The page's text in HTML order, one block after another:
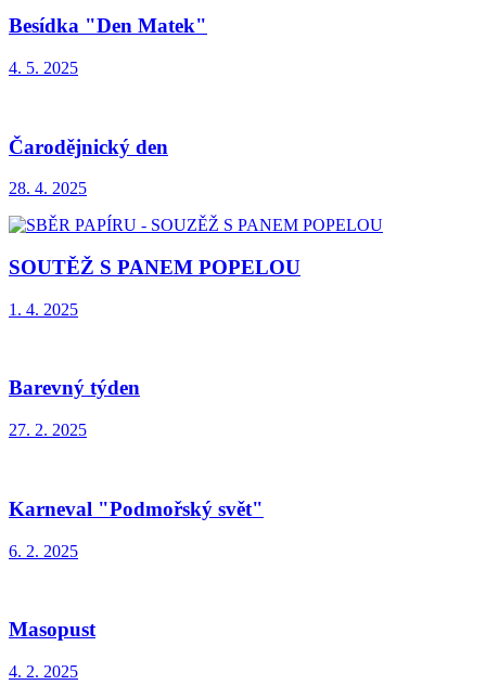
Besídka "Den Matek"
4. 5. 2025
Čarodějnický den
28. 4. 2025
SOUTĚŽ S PANEM POPELOU
1. 4. 2025
Barevný týden
27. 2. 2025
Karneval "Podmořský svět"
6. 2. 2025
Masopust
4. 2. 2025